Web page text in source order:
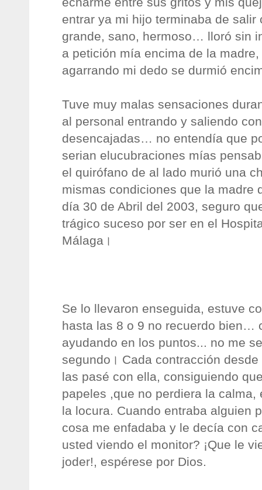
entrar ya mi hijo terminaba de
grande, sano, hermoso… lloró sin
a petición mía encima de la
agarrando mi dedo se durmió
Tuve muy malas sensaciones
al personal entrando y saliendo
desencajadas… no entendía que
serian elucubraciones mías
el quirófano de al lado murió una
mismas condiciones que la madre
día 30 de Abril del 2003, seguro
trágico suceso por ser en el
Málaga।
Se lo llevaron enseguida, estuve
hasta las 8 o 9 no recuerdo bien…
ayudando en los puntos... no me
segundo। Cada contracción
las pasé con ella, consiguiendo
papeles ,que no perdiera la calma,
la locura. Cuando entraba alguien
cosa me enfadaba y le decía con
usted viendo el monitor? ¡Que le
joder!, espérese por Dios.